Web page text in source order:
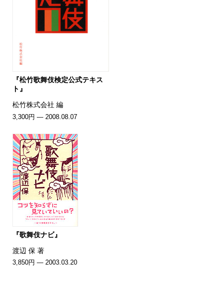
『松竹歌舞伎検定公式テキス
ト』
松竹株式会社 編
3,300円 — 2008.08.07
『歌舞伎ナビ』
渡辺 保 著
3,850円 — 2003.03.20